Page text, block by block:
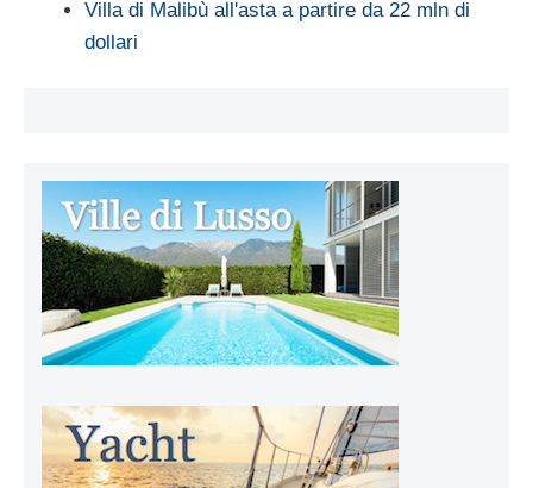
Villa di Malibù all'asta a partire da 22 mln di
dollari